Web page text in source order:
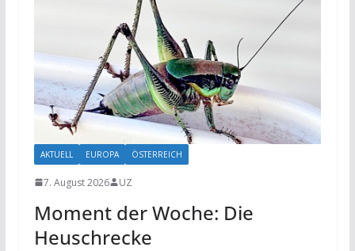
AKTUELL EUROPA ÖSTERREICH
7. August 2026 UZ
Moment der Woche: Die
Heuschrecke